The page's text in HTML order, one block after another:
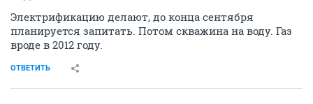
Электрификацию делают, до конца сентября
планируется запитать. Потом скважина на воду. Газ
вроде в 2012 году.
ОТВЕТИТЬ